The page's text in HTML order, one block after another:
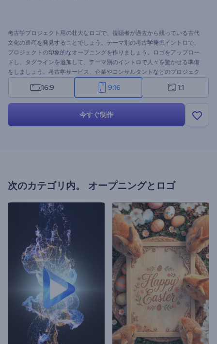
考古学プロジェクト用の壮大なロゴで、視聴者が過去から残っている古代
文化の遺産を発見することでしょう。テーマ別の考古学発掘イントロで、
プロジェクトの印象的なオープニングを作りましょう。ロゴをアップロー
ドし、タグラインを追加して、テーマ別のイントロで人々を驚かせる準備
をしましょう。考古学サービス、企業やコンサルタントなどのプロジェク
トに最適です。 このテンプレートを今すぐお試しください！
16:9 9:16 1:1
今すぐ制作
次のカテゴリ内。 オープニングとロゴ